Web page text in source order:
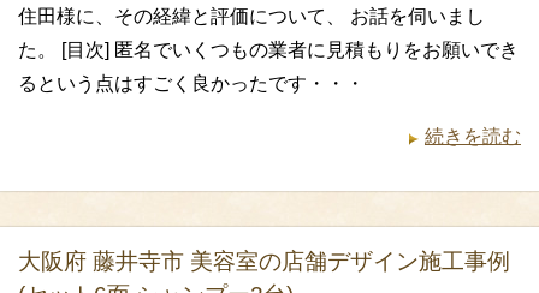
住田様に、その経緯と評価について、 お話を伺いまし
た。 [目次] 匿名でいくつもの業者に見積もりをお願いでき
るという点はすごく良かったです・・・
続きを読む
大阪府 藤井寺市 美容室の店舗デザイン施工事例